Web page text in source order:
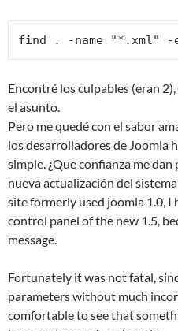
Encontré los culpables (eran
el asunto.
Pero me quedé con el sabor
los desarrolladores de Joomla
simple. ¿Que confianza me
nueva actualización del
site formerly used joomla 1.0,
control panel of the new 1.5,
message.
Fortunately it was not fatal,
parameters without much
comfortable to see that